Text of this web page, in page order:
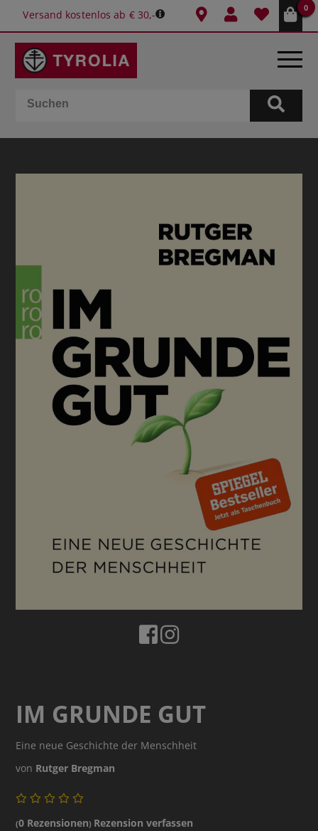
Versand kostenlos ab € 30,-
0
BÜCHER
GESCHENKIDEEN
SCHULE & BÜRO
BUCHTIPPS
IM GRUNDE GUT
Eine neue Geschichte der Menschheit
von Rutger Bregman
(0 Rezensionen) Rezension verfassen